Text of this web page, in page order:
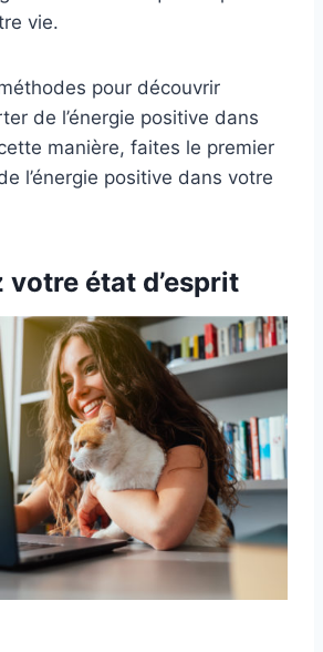
vie.
pour découvrir
de l’énergie positive dans
manière, faites le premier
l’énergie positive dans votre
votre état d’esprit